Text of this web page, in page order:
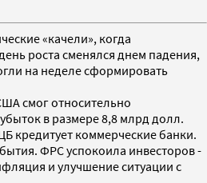
«качели», когда
роста сменялся днем падения,
на неделе сформировать
смог относительно
в размере 8,8 млрд долл.
кредитует коммерческие банки.
ФРС успокоила инвесторов -
и улучшение ситуации с